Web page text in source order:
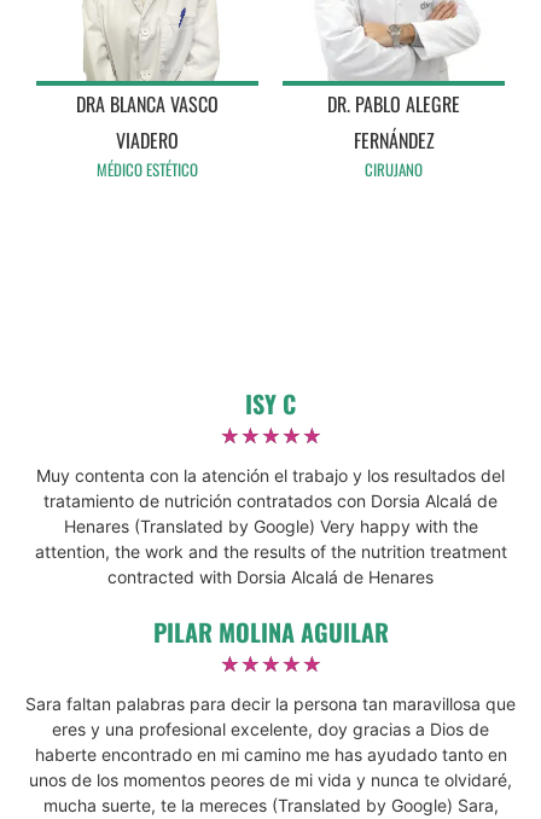
DRA BLANCA VASCO
VIADERO
MÉDICO ESTÉTICO
DR. PABLO ALEGRE
FERNÁNDEZ
CIRUJANO
ISY C
☆☆☆☆☆
Muy contenta con la atención el trabajo y los resultados del
tratamiento de nutrición contratados con Dorsia Alcalá de
Henares (Translated by Google) Very happy with the
attention, the work and the results of the nutrition treatment
contracted with Dorsia Alcalá de Henares
PILAR MOLINA AGUILAR
☆☆☆☆☆
Sara faltan palabras para decir la persona tan maravillosa que
eres y una profesional excelente, doy gracias a Dios de
haberte encontrado en mi camino me has ayudado tanto en
unos de los momentos peores de mi vida y nunca te olvidaré,
mucha suerte, te la mereces (Translated by Google) Sara,